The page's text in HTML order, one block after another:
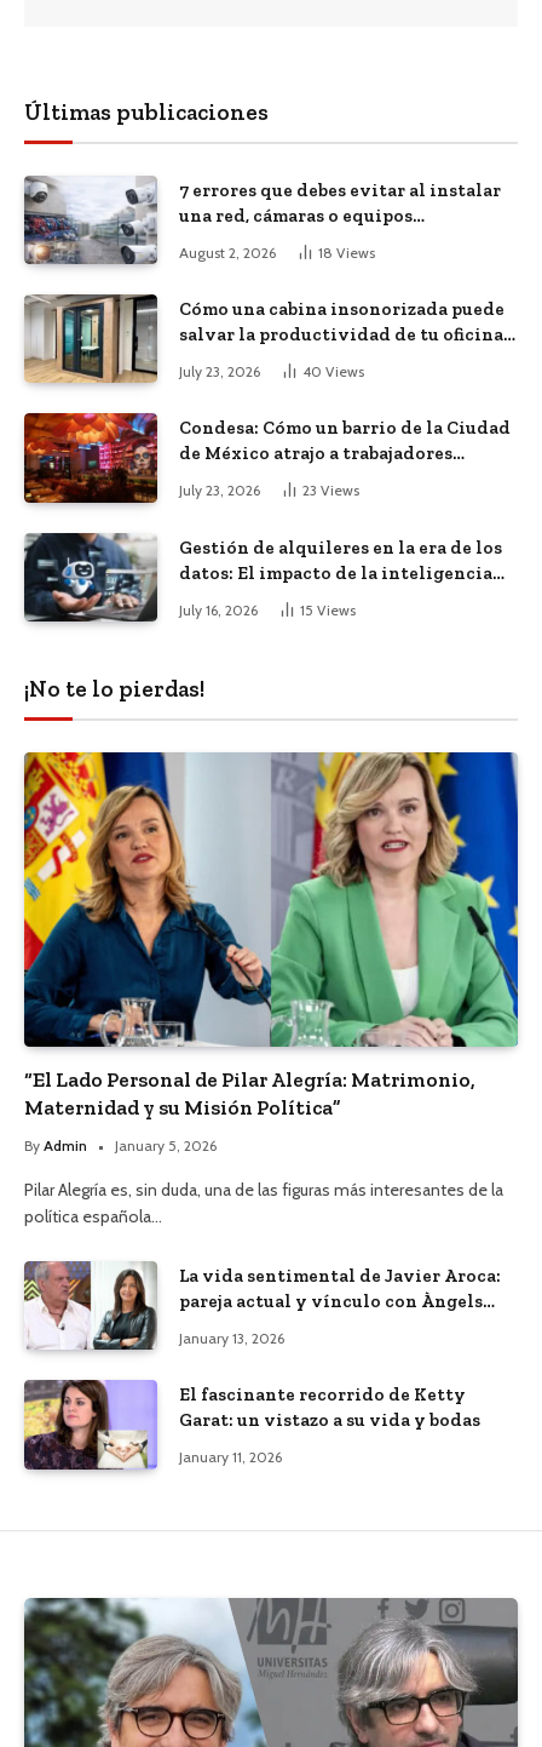
Últimas publicaciones
7 errores que debes evitar al instalar
una red, cámaras o equipos
tecnológicos en una empresa
August 2, 2026 18 Views
Cómo una cabina insonorizada puede
salvar la productividad de tu oficina
July 23, 2026 40 Views
Condesa: Cómo un barrio de la Ciudad
de México atrajo a trabajadores
remotos de todo el mundo
July 23, 2026 23 Views
Gestión de alquileres en la era de los
datos: El impacto de la inteligencia
July 16, 2026 15 Views
¡No te lo pierdas!
“El Lado Personal de Pilar Alegría: Matrimonio,
Maternidad y su Misión Política”
By Admin January 5, 2026
Pilar Alegría es, sin duda, una de las figuras más interesantes de la
política española…
La vida sentimental de Javier Aroca:
pareja actual y vínculo con Àngels
January 13, 2026
El fascinante recorrido de Ketty
Garat: un vistazo a su vida y bodas
January 11, 2026